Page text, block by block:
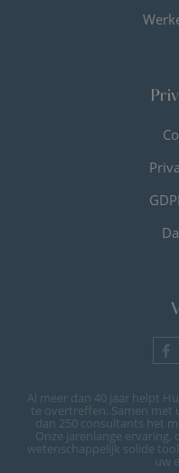
Al meer dan 40 jaar helpt
te overtreffen. Samen met
dan 250 consultants het
Onze jarenlange ervaring,
wetenschappelijk solide
uw